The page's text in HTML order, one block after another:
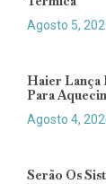
Agosto 5,
Haier Lança
Para
Agosto 4,
Serão Os